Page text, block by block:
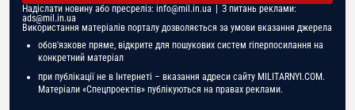
Надіслати новину або пресреліз: info@mil.in.ua | З питань реклами:
ads@mil.in.ua
Використання матеріалів порталу дозволяється за умови вказання джерела
обов'язкове пряме, відкрите для пошукових систем гіперпосилання на
конкретний матеріал
при публікації не в Інтернеті – вказання адреси сайту MILITARNYI.COM.
Матеріали «Спецпроектів» публікуються на правах реклами.